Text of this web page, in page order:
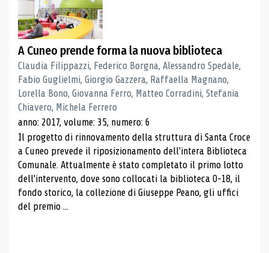
A Cuneo prende forma la nuova biblioteca
Claudia Filippazzi, Federico Borgna, Alessandro Spedale,
Fabio Guglielmi, Giorgio Gazzera, Raffaella Magnano,
Lorella Bono, Giovanna Ferro, Matteo Corradini, Stefania
Chiavero, Michela Ferrero
anno: 2017, volume: 35, numero: 6
Il progetto di rinnovamento della struttura di Santa Croce
a Cuneo prevede il riposizionamento dell'intera Biblioteca
Comunale. Attualmente è stato completato il primo lotto
dell'intervento, dove sono collocati la biblioteca 0-18, il
fondo storico, la collezione di Giuseppe Peano, gli uffici
del premio ...